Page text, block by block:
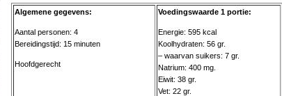
Algemene gegevens:
Aantal personen: 4
Bereidingstijd: 15 minuten
Hoofdgerecht
Voedingswaarde 1 portie:
Energie: 595 kcal
Koolhydraten: 56 gr.
– waarvan suikers: 7 gr.
Natrium: 400 mg.
Eiwit: 38 gr.
Vet: 22 gr.